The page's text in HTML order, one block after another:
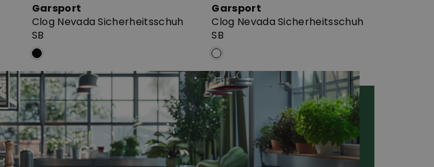
Garsport
Clog Nevada Sicherheitsschuh
SB
Garsport
Clog Nevada Sicherheitsschuh
SB